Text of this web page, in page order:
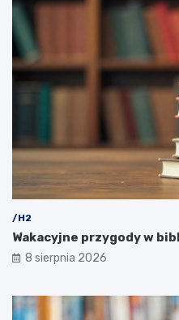
/H2
Wakacyjne przygody w
8 sierpnia 2026